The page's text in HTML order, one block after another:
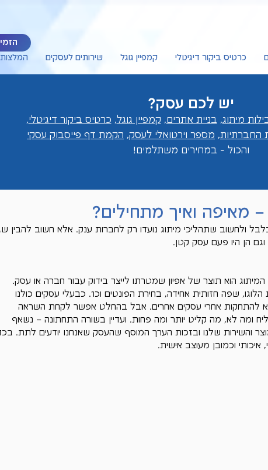
כרטיס ביקור דיגיטלי קמפיין גוגל שירותים לעסקים המלצות
יש לכם עסק?
מיתוג, בניית אתרים, קמפיין גוגל, כרטיס ביקור דיגיטלי,
החברתיות, מספר וירטואלי לעסק, הקמת דף פייסבוק עסקי
והכול - במחירים משתלמים!
מאיפה ואיך מתחילים?
ולחשוב שתהליכי מיתוג נועדו רק לחברות ענק. אלא חשוב להבין
הן היו פעם עסק קטן.
הוא תוצר של אפיון שמטרתו לייצר בידוק עבור חברה או עסק.
הלוגו, שפה חזותית אחידה, בחירת הפונטים וכו'. כבעלי עסקים כולנו
ולא להתחקות אחרי עסקים אחרים. אבל בהחלט אפשר לקחת השראה
ומה לא, מה קליט יותר ומה פחות. ועדיין בשורה התחתונה – נשאף
והשירות שלנו ובזכות הערך המוסף שהעסק שאנחנו יודעים לתת.
איכותי וכמובן מעוצב אישית.